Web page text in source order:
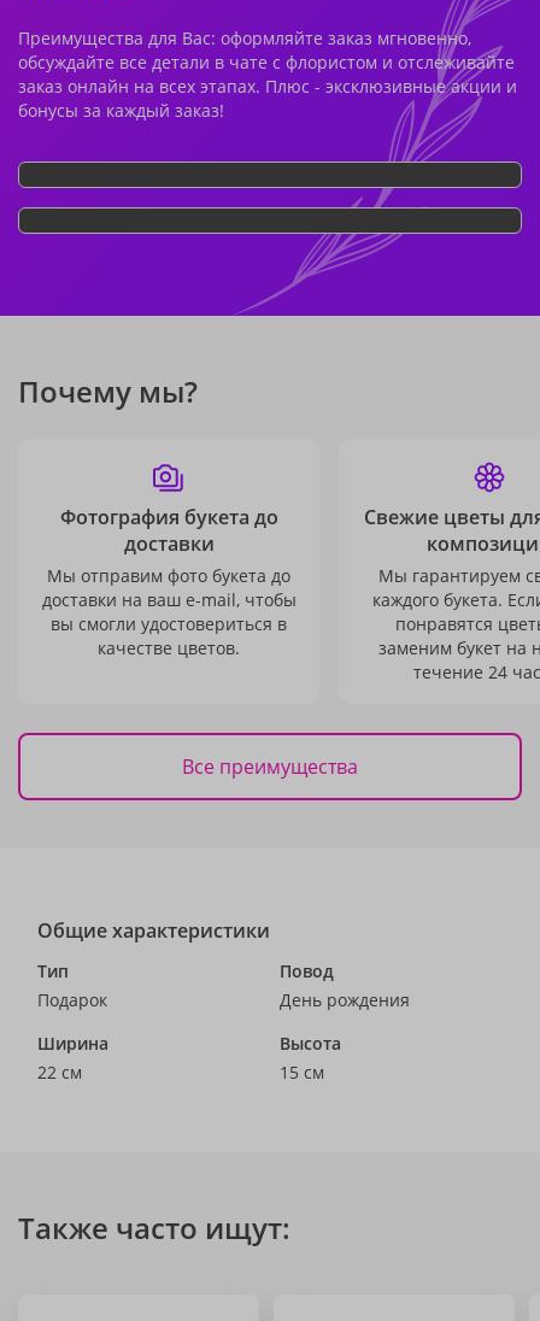
Преимущества для Вас: оформляйте заказ мгновенно,
обсуждайте все детали в чате с флористом и отслеживайте
заказ онлайн на всех этапах. Плюс - эксклюзивные акции и
бонусы за каждый заказ!
Почему мы?
Фотография букета до
доставки
Мы отправим фото букета до
доставки на ваш e-mail, чтобы
вы смогли удостовериться в
качестве цветов.
Свежие цветы
Мы гарантируем
каждого букета.
понравятся
заменим букет на
течение 24
Все преимущества
Общие характеристики
Тип
Подарок
Повод
День рождения
Ширина
22 см
Высота
15 см
Также часто ищут: